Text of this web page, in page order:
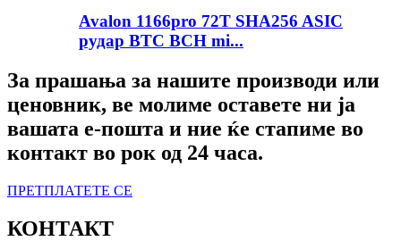
Avalon 1166pro 72T SHA256 ASIC
рудар BTC BCH mi...
За прашања за нашите производи или
ценовник, ве молиме оставете ни ја
вашата е-пошта и ние ќе стапиме во
контакт во рок од 24 часа.
ПРЕТПЛАТЕТЕ СЕ
КОНТАКТ